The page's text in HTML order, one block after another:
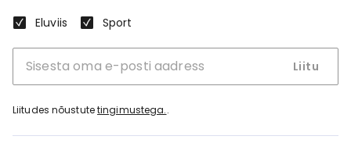
Eluviis
Sport
Liitu
Liitudes nõustutetingimustega..